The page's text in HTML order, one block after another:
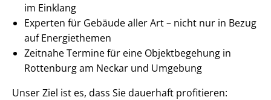
im Einklang
Experten für Gebäude aller Art – nicht nur in Bezug
auf Energiethemen
Zeitnahe Termine für eine Objektbegehung in
Rottenburg am Neckar und Umgebung
Unser Ziel ist es, dass Sie dauerhaft profitieren: